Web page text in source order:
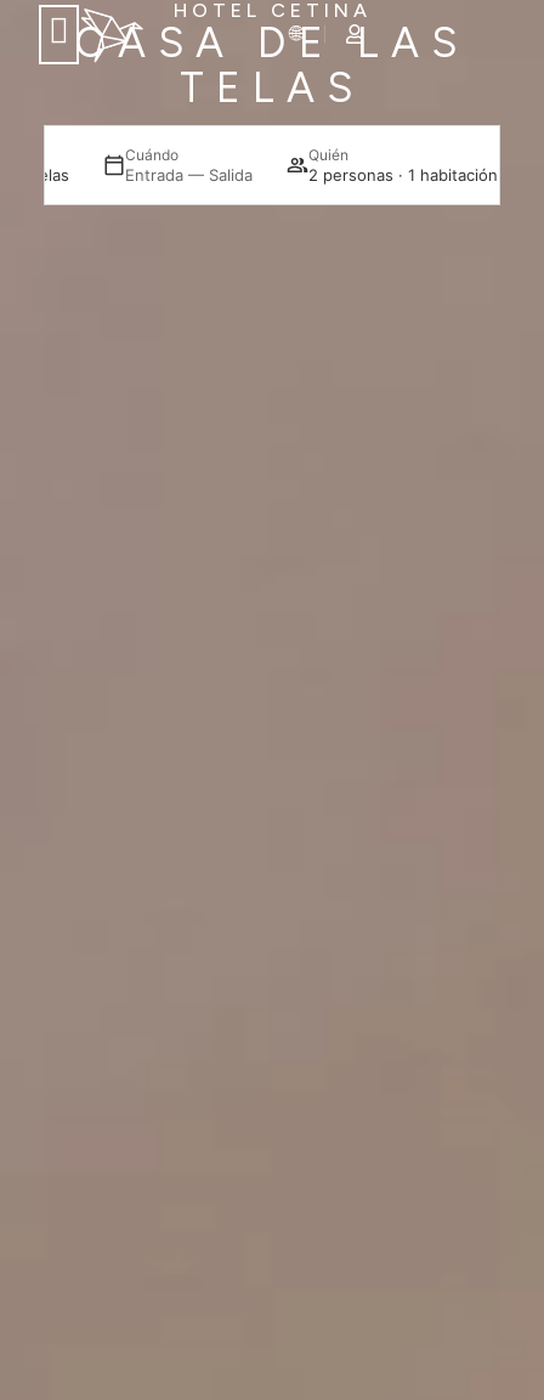
HOTEL CETINA
CASA DE LAS
TELAS
Telas
Cuándo
Entrada — Salida
Quién
2 personas · 1 habitación